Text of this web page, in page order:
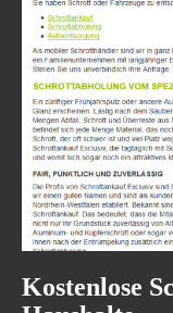
Kostenlose